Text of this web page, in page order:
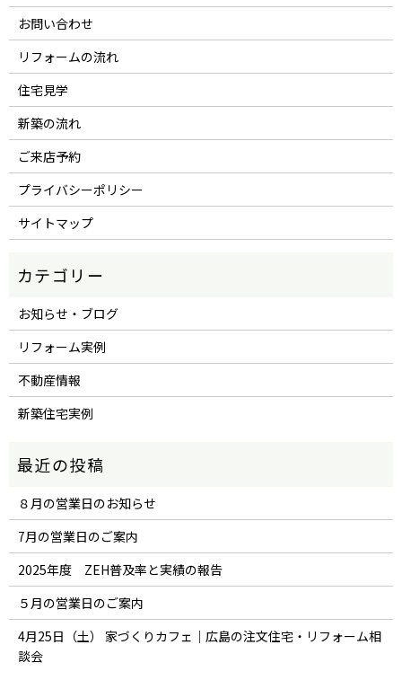
お問い合わせ
リフォームの流れ
住宅見学
新築の流れ
ご来店予約
プライバシーポリシー
サイトマップ
お知らせ・ブログ
リフォーム実例
不動産情報
新築住宅実例
８月の営業日のお知らせ
7月の営業日のご案内
2025年度 ZEH普及率と実績の報告
５月の営業日のご案内
4月25日（土） 家づくりカフェ｜広島の注文住宅・リフォーム相
談会